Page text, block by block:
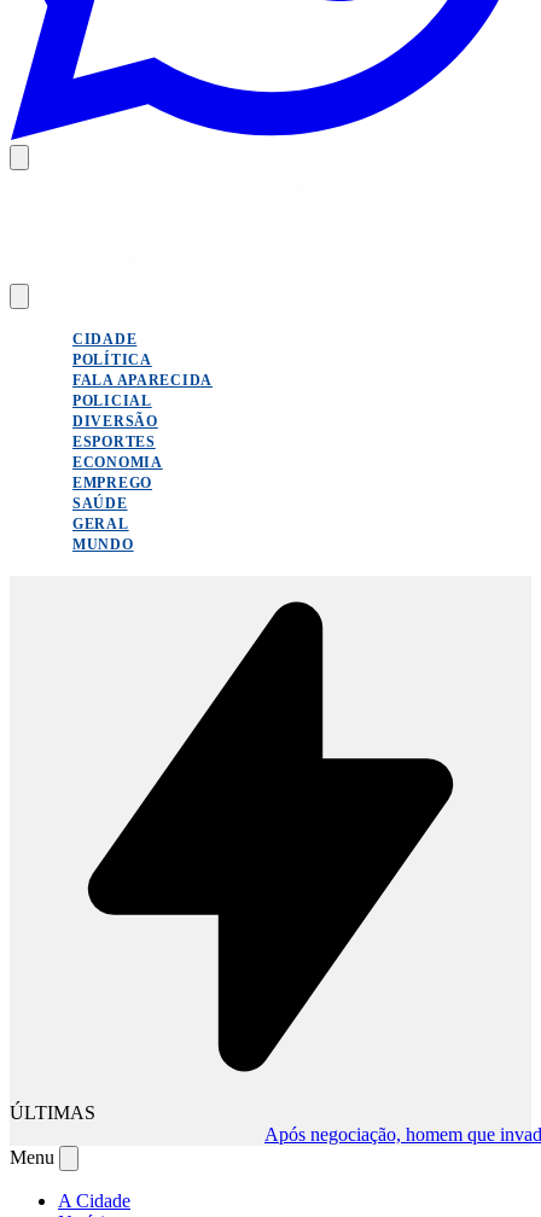
CIDADE
POLÍTICA
FALA APARECIDA
POLICIAL
DIVERSÃO
ESPORTES
ECONOMIA
EMPREGO
SAÚDE
GERAL
MUNDO
ÚLTIMAS
Após negociação, homem que invadiu
Menu
A Cidade